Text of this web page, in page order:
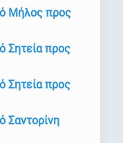
Μήλος προς
Σητεία προς
Σητεία προς
Σαντορίνη